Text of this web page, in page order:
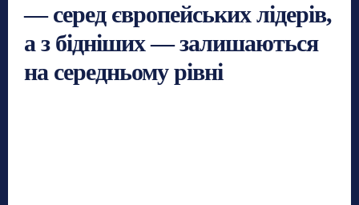
— серед європейських лідерів,
а з бідніших — залишаються
на середньому рівні